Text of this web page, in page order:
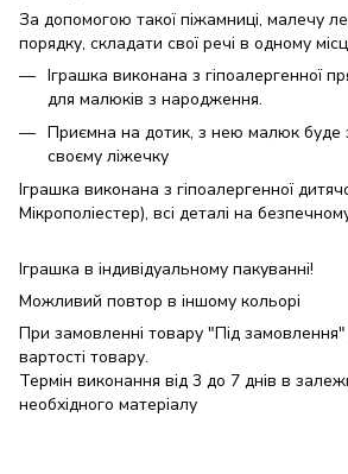
За допомогою такої піжамниці, малечу
порядку, складати свої речі в одному
Іграшка виконана з гіпоалергенної
для малюків з народження.
Приємна на дотик, з нею малюк буде
своєму ліжечку
Іграшка виконана з гіпоалергенної
Мікрополіестер), всі деталі на
Іграшка в індивідуальному пакуванні!
Можливий повтор в іншому кольорі
При замовленні товару "Під
вартості товару.
Термін виконання від 3 до 7 днів в
необхідного матеріалу